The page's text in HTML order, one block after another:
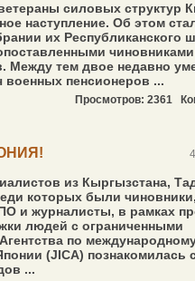
силовых структур
наступление. Об этом
их Республиканского
чиновниками
Между тем двое недавно
военных пенсионеров ...
Просмотров: 2361
из Кыргызстана,
которых были чиновники,
и журналисты, в рамках
людей с ограниченными
по
(JICA) познакомилась
...